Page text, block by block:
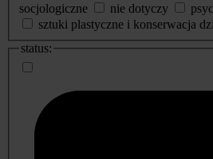
socjologiczne
nie dotyczy
sztuki plastyczne i konserwacja
status: